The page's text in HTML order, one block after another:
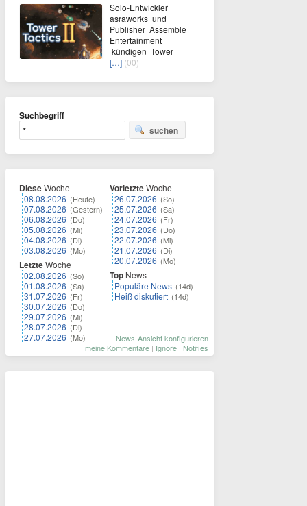
Solo-Entwickler
asraworks und
Publisher Assemble
Entertainment
kündigen Tower
[…] (00)
Suchbegriff
suchen
DieseWoche
08.08.2026 (Heute)
07.08.2026 (Gestern)
06.08.2026 (Do)
05.08.2026 (Mi)
04.08.2026 (Di)
03.08.2026 (Mo)
LetzteWoche
02.08.2026 (So)
01.08.2026 (Sa)
31.07.2026 (Fr)
30.07.2026 (Do)
29.07.2026 (Mi)
28.07.2026 (Di)
27.07.2026 (Mo)
VorletzteWoche
26.07.2026 (So)
25.07.2026 (Sa)
24.07.2026 (Fr)
23.07.2026 (Do)
22.07.2026 (Mi)
21.07.2026 (Di)
20.07.2026 (Mo)
Top News
Populäre News (14d)
Heiß diskutiert (14d)
News-Ansicht konfigurieren
meine Kommentare | Ignore | Notifies